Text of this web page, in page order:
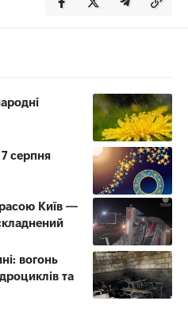
серпня
Київ —
вогонь
та